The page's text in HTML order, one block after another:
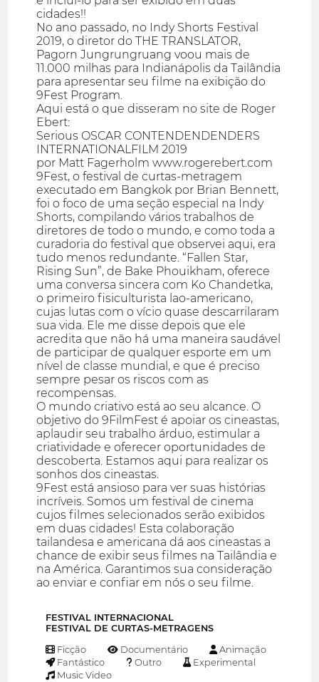
cidades!!
No ano passado, no Indy Shorts Festival
2019, o diretor do THE TRANSLATOR,
Pagorn Jungrungruang voou mais de
11.000 milhas para Indianápolis da Tailândia
para apresentar seu filme na exibição do
9Fest Program.
Aqui está o que disseram no site de Roger
Ebert:
Serious OSCAR CONTENDENDENDERS
INTERNATIONALFILM 2019
por Matt Fagerholm www.rogerebert.com
9Fest, o festival de curtas-metragem
executado em Bangkok por Brian Bennett,
foi o foco de uma seção especial na Indy
Shorts, compilando vários trabalhos de
diretores de todo o mundo, e como toda a
curadoria do festival que observei aqui, era
tudo menos redundante. “Fallen Star,
Rising Sun”, de Bake Phouikham, oferece
uma conversa sincera com Ko Chandetka,
o primeiro fisiculturista lao-americano,
cujas lutas com o vício quase descarrilaram
sua vida. Ele me disse depois que ele
acredita que não há uma maneira saudável
de participar de qualquer esporte em um
nível de classe mundial, e que é preciso
sempre pesar os riscos com as
recompensas.
O mundo criativo está ao seu alcance. O
objetivo do 9FilmFest é apoiar os cineastas,
aplaudir seu trabalho árduo, estimular a
criatividade e oferecer oportunidades de
descoberta. Estamos aqui para realizar os
sonhos dos cineastas.
9Fest está ansioso para ver suas histórias
incríveis. Somos um festival de cinema
cujos filmes selecionados serão exibidos
em duas cidades! Esta colaboração
tailandesa e americana dá aos cineastas a
chance de exibir seus filmes na Tailândia e
na América. Garantimos sua consideração
ao enviar e confiar em nós o seu filme.
FESTIVAL INTERNACIONAL
FESTIVAL DE CURTAS-METRAGENS
Ficção Documentário
Animação
Fantástico
Outro
Experimental
Music Video